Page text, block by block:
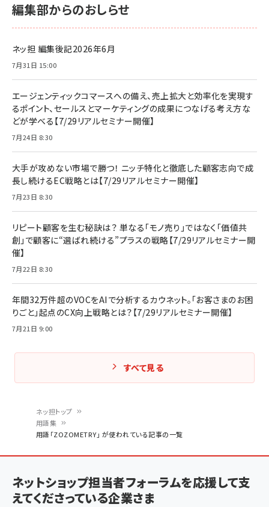
ン
く
ず
ネッ担トップ
用語集
用語「ZOZOMETRY」 が使われている記事の一覧
編集部からのおしらせ
ネッ担 編集後記2026年6月
7月31日 15:00
エージェンティックコマースへの備え、売上拡大と効率化を実現す
るポイント、セールスとマーケティングの成果につなげる考え方な
どが学べる【7/29リアルセミナー開催】
7月24日 8:30
大手が攻めない市場で勝つ！ ニッチ特化と徹底した顧客志向で成
長し続けるEC戦略とは【7/29リアルセミナー開催】
7月23日 8:30
リピート顧客を生む秘訣は？ 単なる「モノ売り」ではなく「価値共
創」で顧客に“選ばれ続ける”プラスの戦略【7/29リアルセミナー開
催】
7月22日 8:30
年間32万件超のVOCをAIで分析するカウネット。「お客さまのお困
りごと」起点のCX向上戦略とは？【7/29リアルセミナー開催】
7月21日 9:00
すべて見る
ネットショップ担当者フォーラムを応援して支
えてくださっている企業さま